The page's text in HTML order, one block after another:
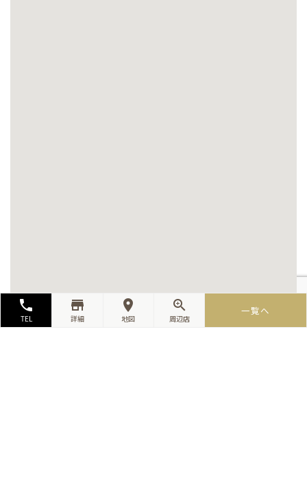
local_phone
TEL
store_mall_directory
詳細
room
地図
zoom_in
周辺店
一覧へ